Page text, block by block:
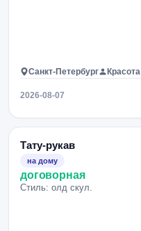
Санкт-Петербург Красота
2026-08-07
Тату-рукав
на дому
договорная
Стиль: олд скул.